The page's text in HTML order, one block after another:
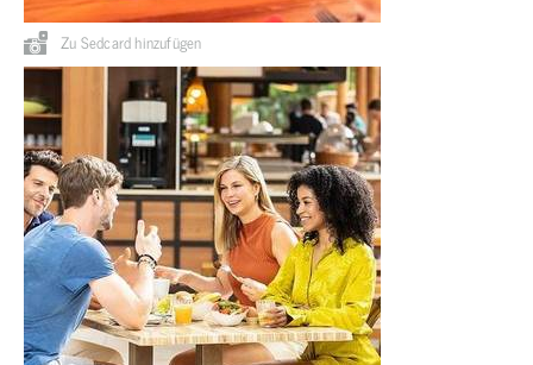
Zu Sedcard hinzufügen